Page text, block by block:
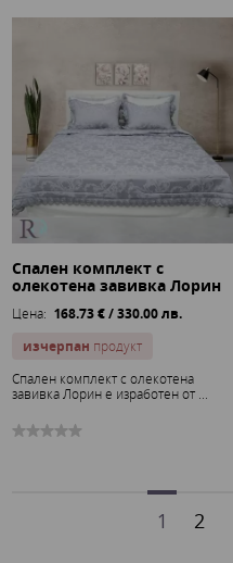
Спален комплект с
олекотена завивка Лорин
Цена: 168.73 € / 330.00 лв.
изчерпан продукт
Спален комплект с олекотена
завивка Лорин е изработен от ...
1 2